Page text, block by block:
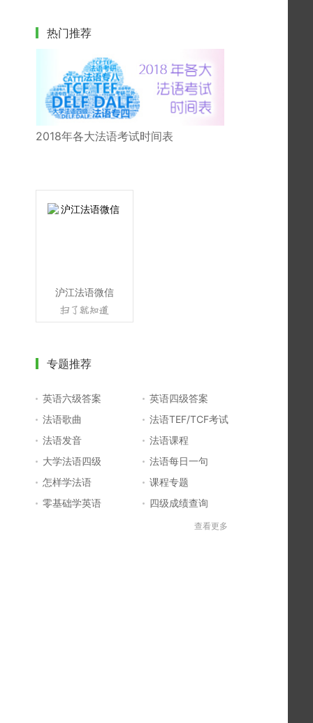
热门推荐
2018年各大法语考试时间表
沪江法语微信
专题推荐
英语六级答案
英语四级答案
法语歌曲
法语TEF/TCF考试
法语发音
法语课程
大学法语四级
法语每日一句
怎样学法语
课程专题
零基础学英语
四级成绩查询
四六级成绩查询
查看更多